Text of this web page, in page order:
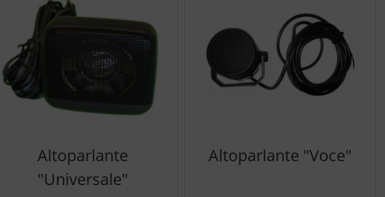
Altoparlante
"Universale"
Altoparlante "Voce"